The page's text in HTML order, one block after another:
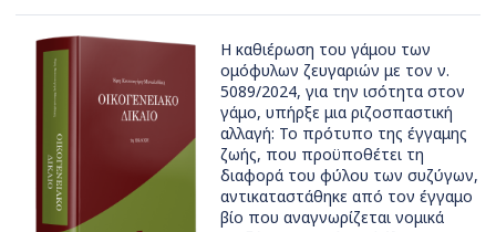
Η καθιέρωση του γάμου των
ομόφυλων ζευγαριών με τον ν.
5089/2024, για την ισότητα στον
γάμο, υπήρξε μια ριζοσπαστική
αλλαγή: Το πρότυπο της έγγαμης
ζωής, που προϋποθέτει τη
διαφορά του φύλου των συζύγων,
αντικαταστάθηκε από τον έγγαμο
βίο που αναγνωρίζεται νομικά